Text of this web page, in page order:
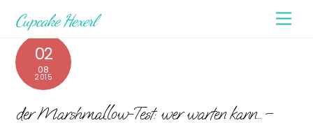
content
Cupcake Hexerl
02
08
2015
der Marshmallow-Test: wer warten kann… –